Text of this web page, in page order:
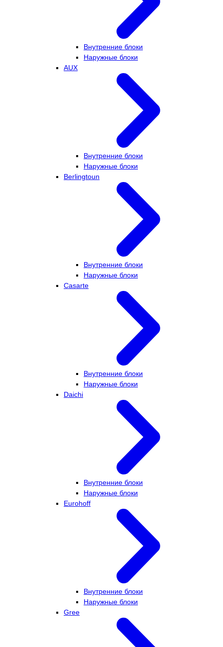
Внутренние блоки
Наружные блоки
AUX
Внутренние блоки
Наружные блоки
Berlingtoun
Внутренние блоки
Наружные блоки
Casarte
Внутренние блоки
Наружные блоки
Daichi
Внутренние блоки
Наружные блоки
Eurohoff
Внутренние блоки
Наружные блоки
Gree